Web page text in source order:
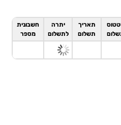
תאריך
תשלום
יתרה
לתשלום
חשבונית
מספר